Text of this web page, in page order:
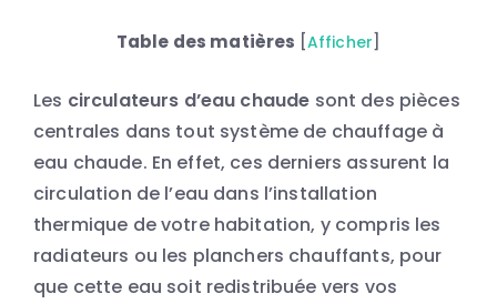
Table des matières Afficher
Les circulateurs d’eau chaude sont des pièces
centrales dans tout système de chauffage à
eau chaude. En effet, ces derniers assurent la
circulation de l’eau dans l’installation
thermique de votre habitation, y compris les
radiateurs ou les planchers chauffants, pour
que cette eau soit redistribuée vers vos